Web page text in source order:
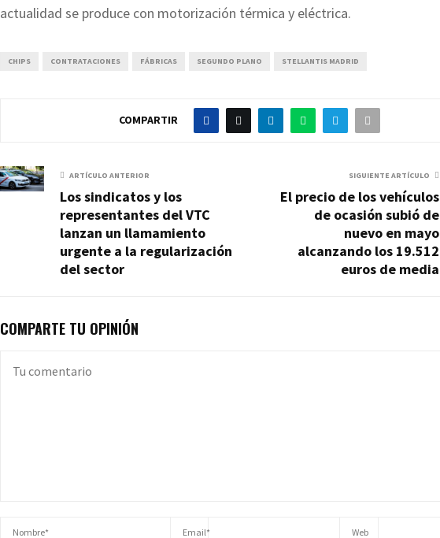
actualidad se produce con motorización térmica y eléctrica.
CHIPS CONTRATACIONES FÁBRICAS SEGUNDO PLANO STELLANTIS MADRID
COMPARTIR
ARTÍCULO ANTERIOR
Los sindicatos y los
representantes del VTC
lanzan un llamamiento
urgente a la regularización
del sector
SIGUIENTE ARTÍCULO
El precio de los vehículos
de ocasión subió de
nuevo en mayo
alcanzando los 19.512
euros de media
COMPARTE TU OPINIÓN